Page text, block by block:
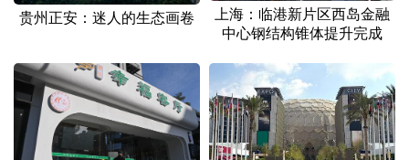
贵州正安：迷人的生态画卷
上海：临港新片区西岛金融
中心钢结构锥体提升完成